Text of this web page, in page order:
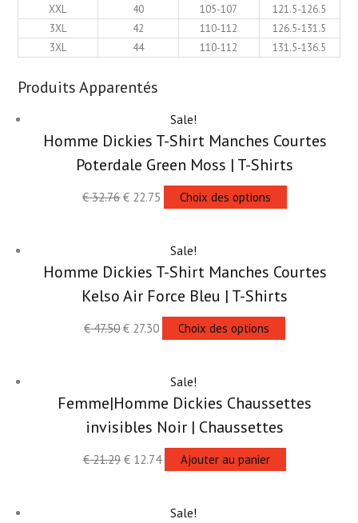
XXL
40 105-107
121.5-126.5
3XL
42 110-112
126.5-131.5
3XL
44 110-112 131.5-136.5
Produits Apparentés
Sale!
Homme Dickies T-Shirt Manches Courtes
Poterdale Green Moss | T-Shirts
€32.76 € 22.75 Choix des options
Sale!
Homme Dickies T-Shirt Manches Courtes
Kelso Air Force Bleu | T-Shirts
€47.50 € 27.30 Choix des options
Sale!
Femme|Homme Dickies Chaussettes
invisibles Noir | Chaussettes
€21.29 € 12.74 Ajouter au panier
Sale!